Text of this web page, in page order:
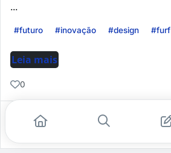
...
#futuro #inovação #design #furf
Leia mais
0